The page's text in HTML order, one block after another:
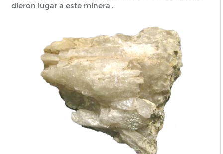
dieron lugar a este mineral.